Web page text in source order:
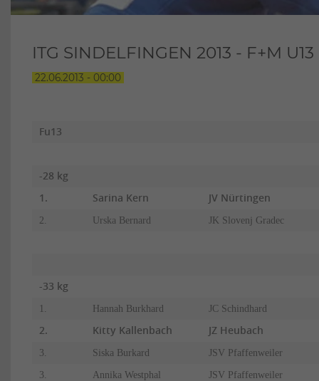
ITG SINDELFINGEN 2013 - F+M U13
22.06.2013 - 00:00
Fu13
-28 kg
1.
Sarina Kern JV Nürtingen
2. Urska Bernard JK Slovenj Gradec
-33 kg
Hannah Burkhard JC Schindhard
2. Kitty Kallenbach JZ Heubach
3. Siska Burkard JSV Pfaffenweiler
3. Annika Westphal JSV Pfaffenweiler